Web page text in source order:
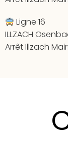
Ligne 16
ILLZACH
Arrêt Illzach